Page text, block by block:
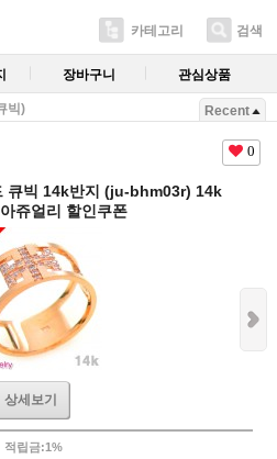
카테고리 검색
장바구니 관심상품
빅) Recent
0
큐빅 14k반지 (ju-bhm03r) 14k
쥬얼리 할인쿠폰
상세보기
적립금:1%